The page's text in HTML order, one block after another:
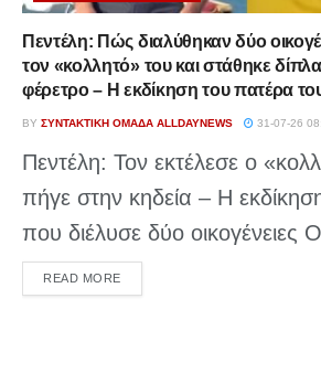
Πεντέλη: Πώς διαλύθηκαν δύο
τον «κολλητό» του και στάθηκε
φέρετρο – Η εκδίκηση του πατέρα
BY ΣΥΝΤΑΚΤΙΚΉ ΟΜΆΔΑ ALLDAYNEWS 31-07-26
Πεντέλη: Τον εκτέλεσε ο
πήγε στην κηδεία – Η
που διέλυσε δύο οικογένειες
READ MOREDETAILS